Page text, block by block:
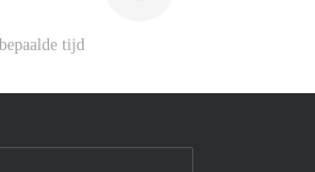
tijd